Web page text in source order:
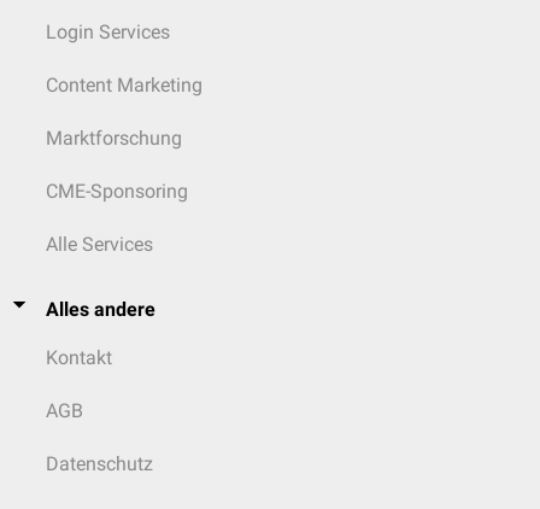
Login Services
Content Marketing
Marktforschung
CME-Sponsoring
Alle Services
Alles andere
Kontakt
AGB
Datenschutz